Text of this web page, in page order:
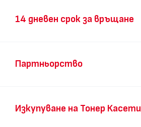
14 дневен срок за връщане
Партньорство
Изкупуване на Тонер Касети